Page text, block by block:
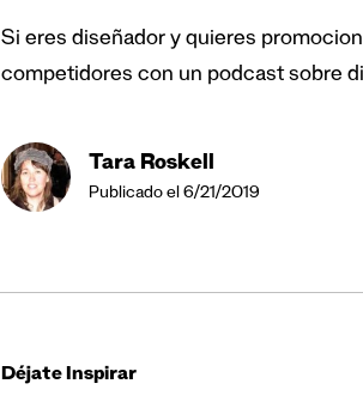
Si eres diseñador y quieres
competidores con un podcast sobre
Tara Roskell
Publicado el 6/21/2019
Déjate Inspirar